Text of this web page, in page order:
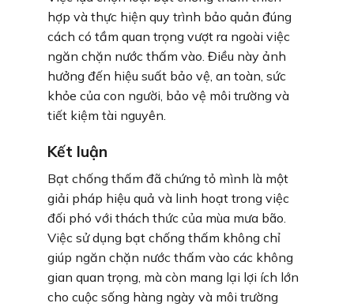
hợp và thực hiện quy trình bảo quản đúng
cách có tầm quan trọng vượt ra ngoài việc
ngăn chặn nước thấm vào. Điều này ảnh
hưởng đến hiệu suất bảo vệ, an toàn, sức
khỏe của con người, bảo vệ môi trường và
tiết kiệm tài nguyên.
Kết luận
Bạt chống thấm đã chứng tỏ mình là một
giải pháp hiệu quả và linh hoạt trong việc
đối phó với thách thức của mùa mưa bão.
Việc sử dụng bạt chống thấm không chỉ
giúp ngăn chặn nước thấm vào các không
gian quan trọng, mà còn mang lại lợi ích lớn
cho cuộc sống hàng ngày và môi trường